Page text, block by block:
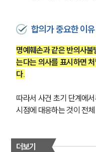
합의가 중요한 이유
명예훼손과 같은 반의사
는다는 의사를 표시하면
다.
따라서 사건 초기 단계에
시점에 대응하는 것이 전
더보기